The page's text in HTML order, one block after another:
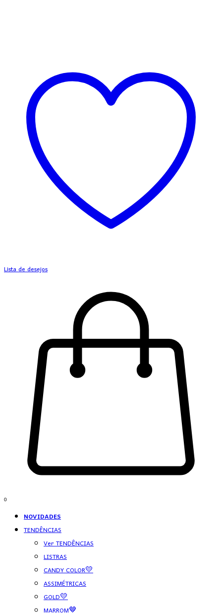
Lista de desejos
0
NOVIDADES
TENDÊNCIAS
Ver TENDÊNCIAS
LISTRAS
CANDY COLOR💛
ASSIMÉTRICAS
GOLD💛